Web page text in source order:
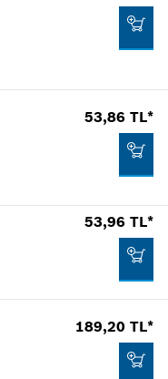
53,86 TL*
53,96 TL*
189,20 TL*